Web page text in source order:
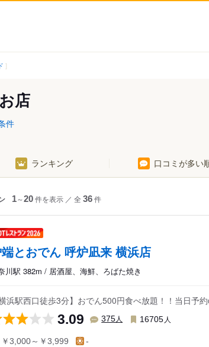
店
件
ランキング 口コミが多い
1～20件を表示 ／ 全 36件
とおでん 呼炉凪来 横浜店
川駅 382m / 居酒屋、海鮮、ろばた焼き
横浜駅西口徒歩3分】おでん500円食べ放題！！当日予
3.09 375人 16705 人
￥3,000～￥3,999 -